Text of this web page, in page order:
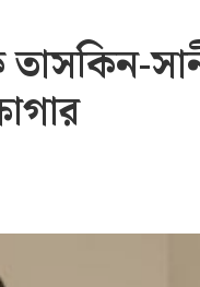
তাসকিন-